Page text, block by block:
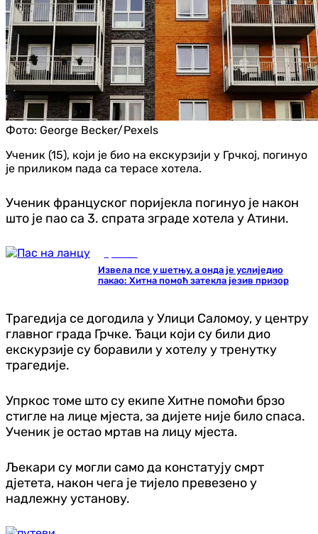
Фото: George Becker/Pexels
Ученик (15), који је био на екскурзији у Грчкој, погинуо
је приликом пада са терасе хотела.
Ученик француског поријекла погинуо је након
што је пао са 3. спрата зграде хотела у Атини.
Извела псе у шетњу, а онда је услиједио
пакао: Хитна помоћ затекла језив призор
Трагедија се догодила у Улици Саломоу, у центру
главног града Грчке. Ђаци који су били дио
екскурзије су боравили у хотелу у тренутку
трагедије.
Упркос томе што су екипе Хитне помоћи брзо
стигле на лице мјеста, за дијете није било спаса.
Ученик је остао мртав на лицу мјеста.
Љекари су могли само да констатују смрт
дјетета, након чега је тијело превезено у
надлежну установу.